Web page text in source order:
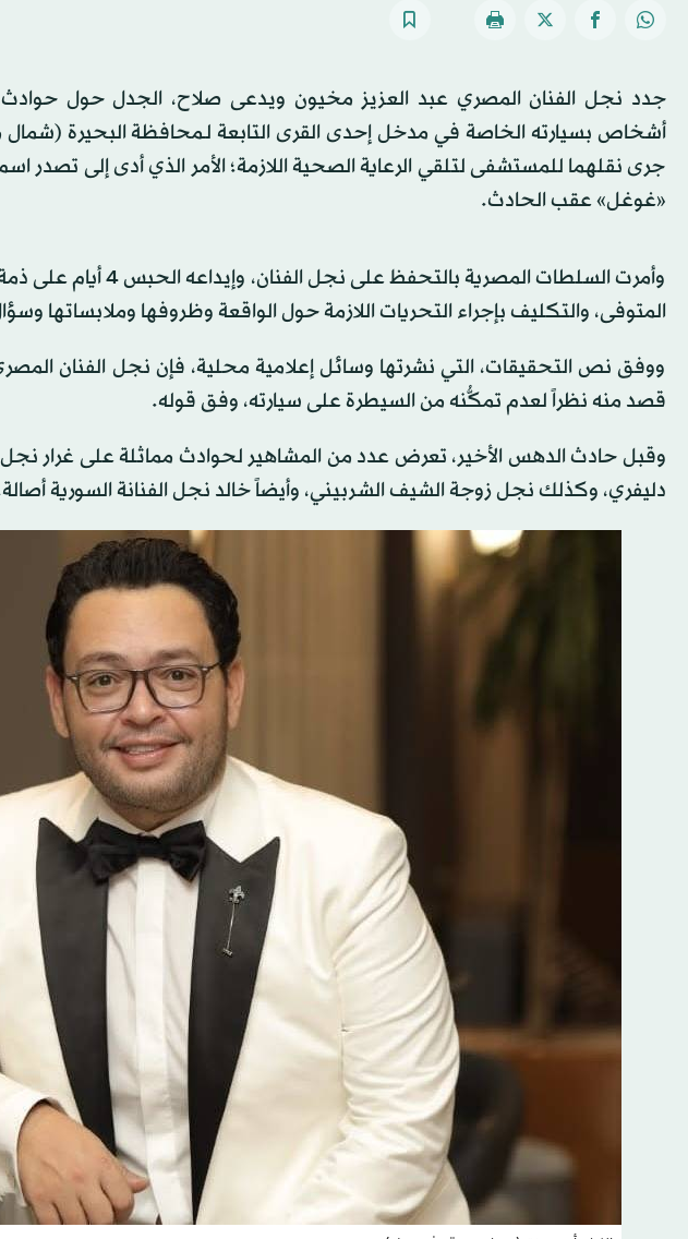
جرى نقلهما للمستشفى لتلقي الرعاية الصحية اللازمة؛ الأمر الذي أدى إلى
«غوغل» عقب الحادث.
وأمرت السلطات المصرية
المتوفى، والتكليف بإجراء التحريات اللازمة حول الواقعة وظروفها وملابساتها
ووفق نص التحقيقات، التي نشرتها وسائل إعلامية محلية، فإن نجل الفنان
قصد منه نظراً لعدم تمكُّنه من السيطرة على سيارته، وفق قوله.
وقبل حادث الدهس الأخير، تعرض عدد من المشاهير لحوادث مماثلة على غرار
دليفري، وكذلك نجل زوجة الشيف الشربيني، وأيضاً خالد نجل الفنانة السورية